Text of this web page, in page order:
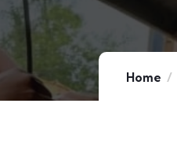
Home